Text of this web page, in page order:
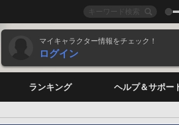
マイキャラクター情報をチェック！
ログイン
ランキング ヘルプ＆サポー